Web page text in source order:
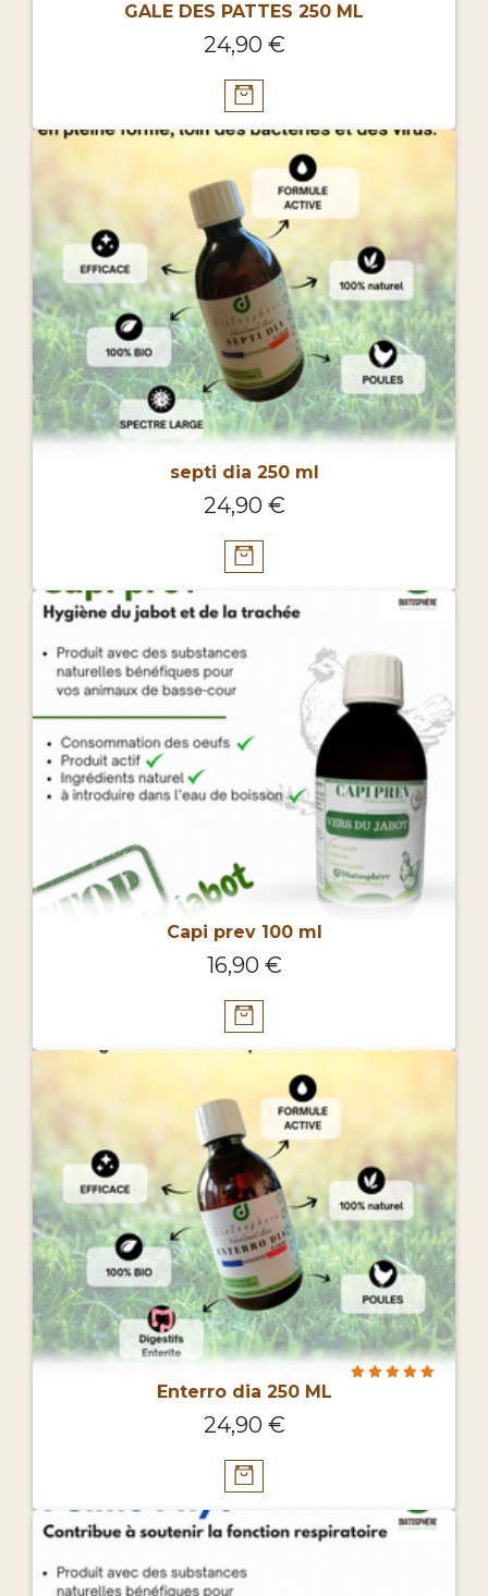
GALE DES PATTES 250 ML
24,90 €
septi dia 250 ml
24,90 €
Capi prev 100 ml
16,90 €
Enterro dia 250 ML
24,90 €